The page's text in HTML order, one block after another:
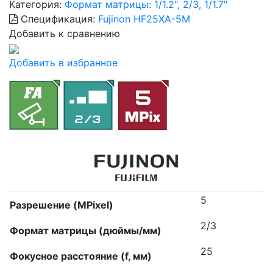
Категория: Формат матрицы: 1/1.2", 2/3, 1/1.7"
Спецификация: Fujinon HF25XA-5M
Добавить к сравнению
Добавить в избранное
Разрешение (MPixel) 5
Формат матрицы (дюймы/мм) 2/3
Фокусное расстояние (f, мм) 25